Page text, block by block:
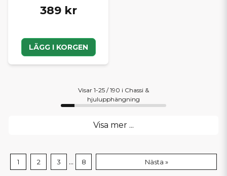
389 kr
LÄGG I KORGEN
Visar 1-25 / 190 i Chassi &
hjulupphängning
Visa mer ...
1 2 3 ... 8 Nästa »